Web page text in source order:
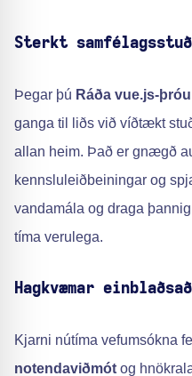
Sterkt
Þegar þú Ráða vue.js-
ganga til liðs við víðtækt
allan heim. Það er gnægð
kennsluleiðbeiningar og
vandamála og draga
tíma verulega.
Hagkvæmar
Kjarni nútíma vefumsókna
notendaviðmót og